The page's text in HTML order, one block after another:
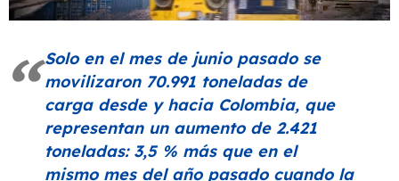
Solo en el mes de junio pasado se
movilizaron 70.991 toneladas de
carga desde y hacia Colombia, que
representan un aumento de 2.421
toneladas: 3,5 % más que en el
mismo mes del año pasado cuando la